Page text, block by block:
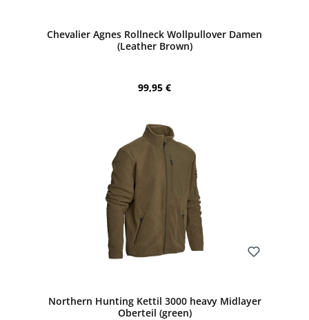
Chevalier Agnes Rollneck Wollpullover Damen
(Leather Brown)
Regulärer Preis:
99,95 €
Northern Hunting Kettil 3000 heavy Midlayer
Oberteil (green)